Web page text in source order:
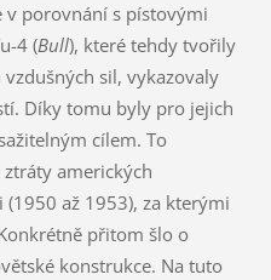
v porovnání s pístovými
4 (Bull), které tehdy tvořily
sil, vykazovaly
Díky tomu byly pro jejich
cílem. To
amerických
(1950 až 1953), za kterými
přitom šlo o
konstrukce. Na tuto